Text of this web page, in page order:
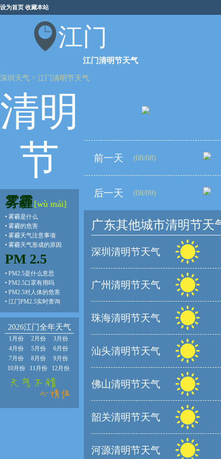
设为首页 收藏本站
江门
江门清明节天气
深圳天气 > 江门清明节天气
清明
节
雾霾 [wù mái]
• 雾霾是什么
• 雾霾的危害
• 雾霾天气注意事项
• 雾霾天气形成的原因
PM 2.5
• PM2.5是什么意思
• PM2.5口罩有用吗
• PM2.5对人体的危害
• 江门PM2.5实时查询
2026江门全年天气
1月份 2月份
3月份
4月份
5月份
6月份
7月份
8月份
9月份
10月份
11月份 12月份
前一天 (08/08)
后一天 (08/09)
广东其他城市清明节天
深圳清明节天气
广州清明节天气
珠海清明节天气
汕头清明节天气
佛山清明节天气
韶关清明节天气
河源清明节天气